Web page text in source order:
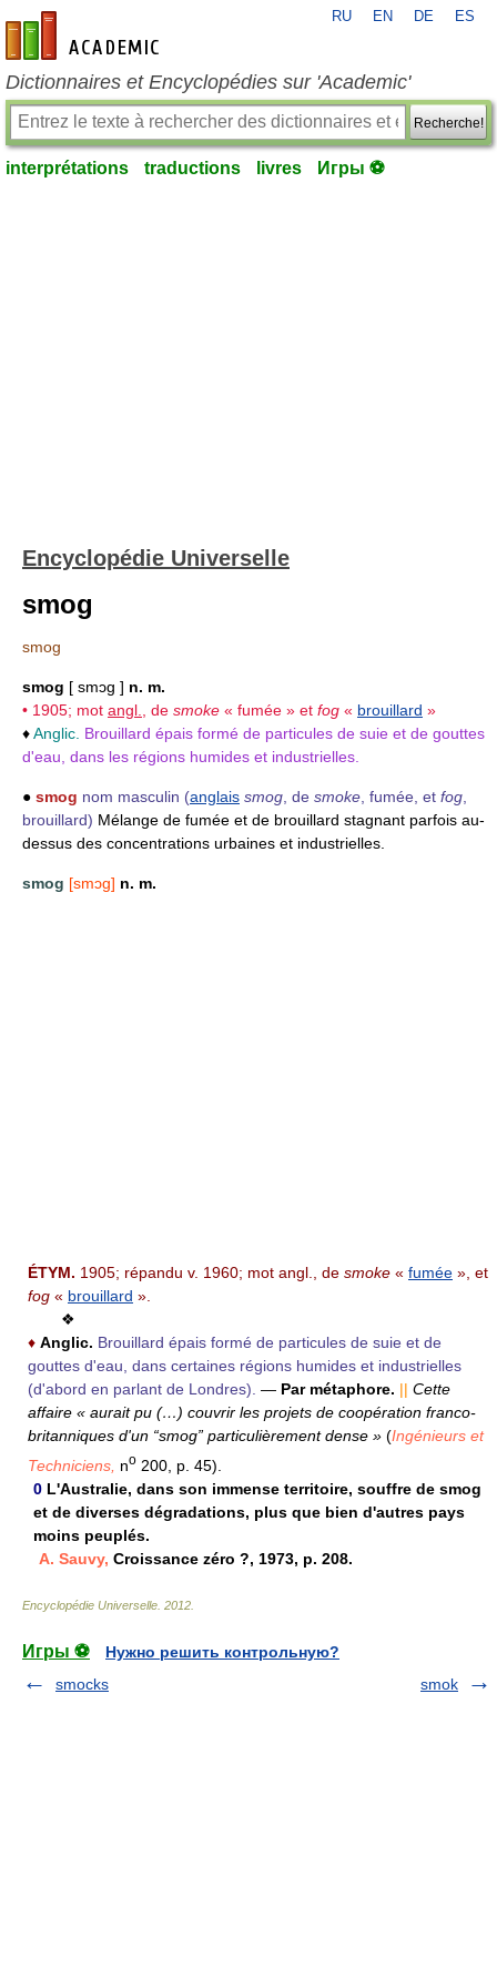
fr-academic.com
RU EN DE ES
Dictionnaires et Encyclopédies sur 'Academic'
Recherche!
interprétations traductions livres Игры ⚽
Encyclopédie Universelle
smog
smog
smog [ smɔg ] n. m.
• 1905; mot angl. , de smoke « fumée » et fog « brouillard »
♦Anglic. Brouillard épais formé de particules de suie et de gouttes
d'eau, dans les régions humides et industrielles.
● smog nom masculin (anglais smog , de smoke , fumée, et fog
brouillard) Mélange de fumée et de brouillard stagnant parfois au-
dessus des concentrations urbaines et industrielles.
smog [smɔg] n. m.
ÉTYM. 1905; répandu v. 1960; mot angl., de smoke « fumée », et
fog « brouillard ».
❖
♦ Anglic. Brouillard épais formé de particules de suie et de
gouttes d'eau, dans certaines régions humides et industrielles
(d'abord en parlant de Londres). — Par métaphore. || Cette
affaire « aurait pu (…) couvrir les projets de coopération franco-
britanniques d'un “smog” particulièrement dense » (Ingénieurs et
Techniciens, no 200, p. 45).
0 L'Australie, dans son immense territoire, souffre de smog
et de diverses dégradations, plus que bien d'autres pays
moins peuplés.
A. Sauvy, Croissance zéro ?, 1973, p. 208.
Encyclopédie Universelle 2012
Игры ⚽
Нужно решить контрольную?
smocks
smok